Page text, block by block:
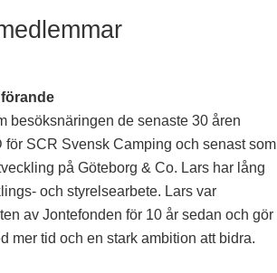
besöksnäringen de senaste 30 åren
för SCR Svensk Camping och senast som
på Göteborg & Co. Lars har lång
och styrelsearbete. Lars var
av Jontefonden för 10 år sedan och gör
mer tid och en stark ambition att bidra.